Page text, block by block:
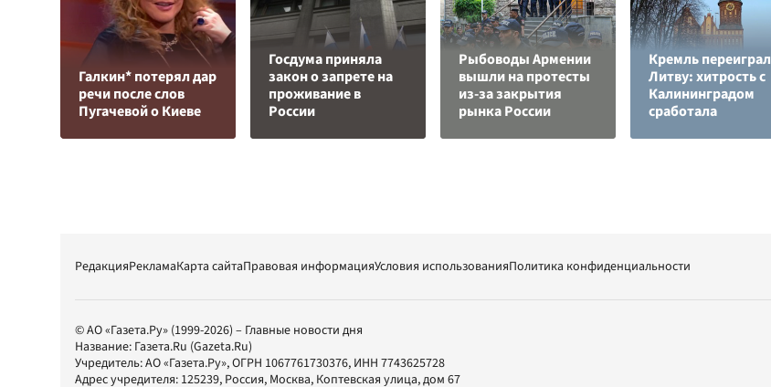
Галкин* потерял дар
речи после слов
Пугачевой о Киеве
Госдума приняла
закон о запрете на
проживание в
России
Рыбоводы Армении
вышли на протесты
из-за закрытия
рынка России
Кремль переиграл
Литву: хитрость с
Калининградом
сработала
РедакцияРекламаКарта сайтаПравовая информацияУсловия использованияПолитика конфиденциальности
© АО «Газета.Ру» (1999-2026) – Главные новости дня
Название: Газета.Ru (Gazeta.Ru)
Учредитель:АО «Газета.Ру», ОГРН 1067761730376, ИНН 7743625728
Адрес учредителя: 125239, Россия, Москва, Коптевская улица, дом 67